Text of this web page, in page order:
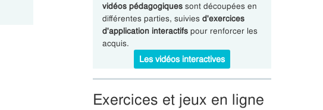
vidéos pédagogiquessont découpées en
différentes parties, suivies d'exercices
d'application interactifspour renforcer les
acquis.
Les vidéos interactives
Exercices et jeux en ligne